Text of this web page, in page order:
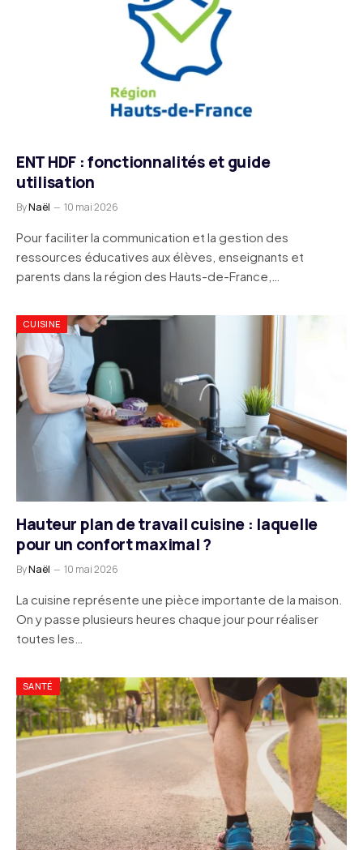
ENT HDF : fonctionnalités et guide
utilisation
ByNaël 10 mai 2026
Pour faciliter la communication et la gestion des
ressources éducatives aux élèves, enseignants et
parents dans la région des Hauts-de-France,…
CUISINE
Hauteur plan de travail cuisine : laquelle
pour un confort maximal ?
ByNaël 10 mai 2026
La cuisine représente une pièce importante de la maison.
On y passe plusieurs heures chaque jour pour réaliser
toutes les…
SANTÉ